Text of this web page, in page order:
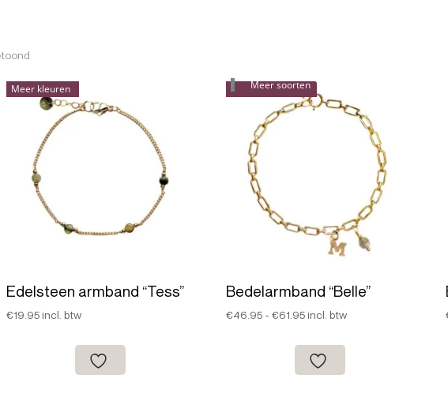
Meer kleuren
Edelsteen armband “Tess”
€19.95incl. btw
Meer soorten
Bedelarmband “Belle”
€46.95 - €61.95Prijsklasse:
€61.95
incl. btw